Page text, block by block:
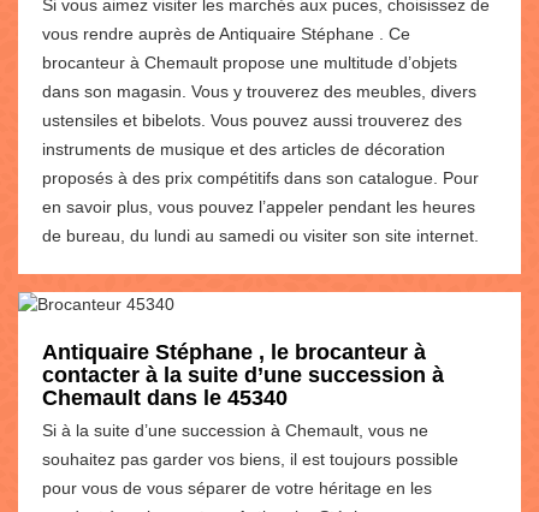
Si vous aimez visiter les marchés aux puces, choisissez de
vous rendre auprès de Antiquaire Stéphane . Ce
brocanteur à Chemault propose une multitude d’objets
dans son magasin. Vous y trouverez des meubles, divers
ustensiles et bibelots. Vous pouvez aussi trouverez des
instruments de musique et des articles de décoration
proposés à des prix compétitifs dans son catalogue. Pour
en savoir plus, vous pouvez l’appeler pendant les heures
de bureau, du lundi au samedi ou visiter son site internet.
Antiquaire Stéphane , le brocanteur à
contacter à la suite d’une succession à
Chemault dans le 45340
Si à la suite d’une succession à Chemault, vous ne
souhaitez pas garder vos biens, il est toujours possible
pour vous de vous séparer de votre héritage en les